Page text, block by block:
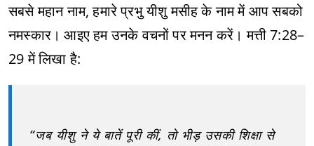
सबसे महान नाम, हमारे प्रभु यीशु मसीह के नाम में आप सबको
नमस्कार। आइए हम उनके वचनों पर मनन करें। मत्ती 7:28–
29 में लिखा है:
“जब यीशु ने ये बातें पूरी कीं, तो भीड़ उसकी शिक्षा से